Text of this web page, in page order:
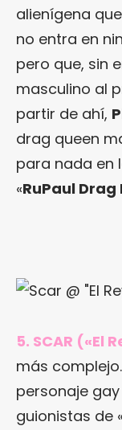
alienígena
no entra en
pero que, sin
masculino al
partir de ahí,
drag queen
para nada en
«RuPaul Drag
5. SCAR («El
más
personaje
guionistas de